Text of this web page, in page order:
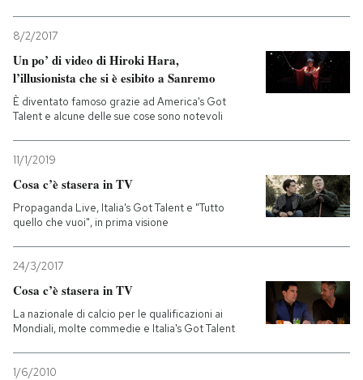
I MIEI PREFERITI
SHOP
AREA PERSONALE
Entra
8/2/2017
Un po’ di video di Hiroki Hara,
l’illusionista che si è esibito a Sanremo
È diventato famoso grazie ad America's Got
Talent e alcune delle sue cose sono notevoli
11/1/2019
Cosa c’è stasera in TV
Propaganda Live, Italia's Got Talent e "Tutto
quello che vuoi", in prima visione
24/3/2017
Cosa c’è stasera in TV
La nazionale di calcio per le qualificazioni ai
Mondiali, molte commedie e Italia's Got Talent
1/6/2010